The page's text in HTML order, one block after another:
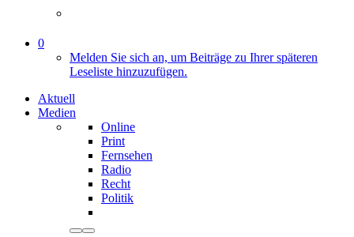
0
Melden Sie sich an, um Beiträge zu Ihrer späteren
Leseliste hinzuzufügen.
Aktuell
Medien
Online
Print
Fernsehen
Radio
Recht
Politik